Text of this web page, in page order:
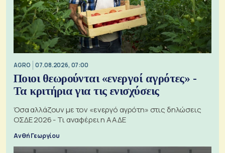
AGRO 07.08.2026, 07:00
Ποιοι θεωρούνται «ενεργοί αγρότες» -
Τα κριτήρια για τις ενισχύσεις
Όσα αλλάζουν με τον «ενεργό αγρότη» στις δηλώσεις
ΟΣΔΕ 2026 - Τι αναφέρει η ΑΑΔΕ
Ανθή Γεωργίου